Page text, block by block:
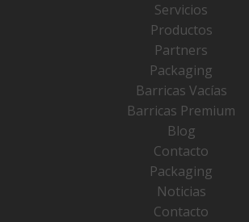
Servicios
Productos
Partners
Packaging
Barricas Vacías
Barricas Premium
Blog
Contacto
Packaging
Noticias
Contacto